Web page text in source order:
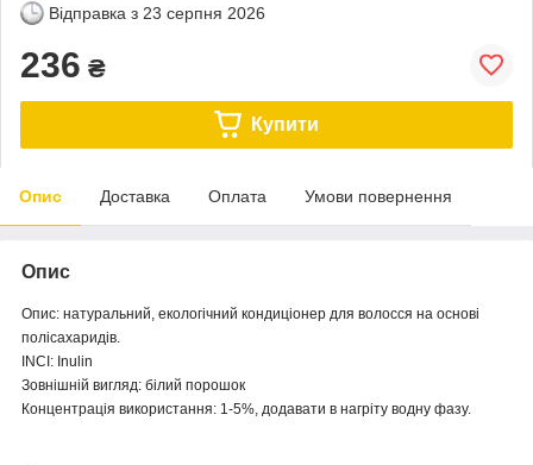
Відправка з 23 серпня 2026
236 ₴
Купити
Опис Доставка Оплата Умови повернення
Опис
Опис: натуральний, екологічний кондиціонер для волосся на основі
полісахаридів.
INCI: Inulin
Зовнішній вигляд: білий порошок
Концентрація використання: 1-5%, додавати в нагріту водну фазу.